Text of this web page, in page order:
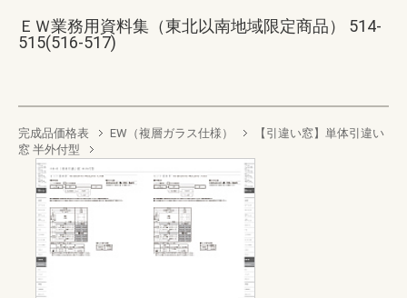
ＥＷ業務用資料集（東北以南地域限定商品） 514-
515(516-517)
完成品価格表 EW（複層ガラス仕様）
【引違い窓】単体引違い
窓 半外付型